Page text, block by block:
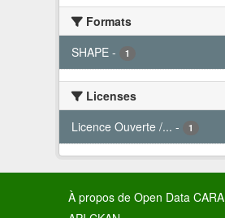
Formats
SHAPE - 1
Licenses
Licence Ouverte /... - 1
À propos de Open Data CARA